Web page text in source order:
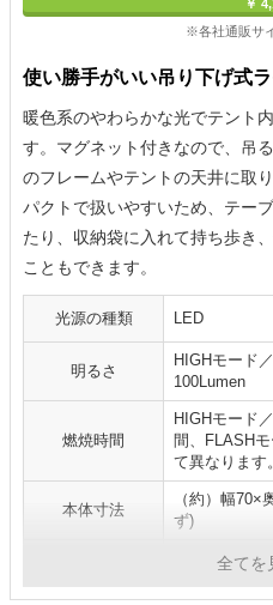
￥
※各社通販サ
使い勝手がいい吊り下げ式ラ
暖色系のやわらかな光でテント
す。マグネット付きなので、吊
のフレームやテントの天井に取
パクトで扱いやすいため、テー
たり、収納袋に入れて持ち歩き
こともできます。
光源の種類 LED
明るさ
HIGHモード
100Lumen
燃焼時間
HIGHモード
間、FLASH
て異なります。
本体寸法
（約）幅70×
ず)
（約）120g
全てを